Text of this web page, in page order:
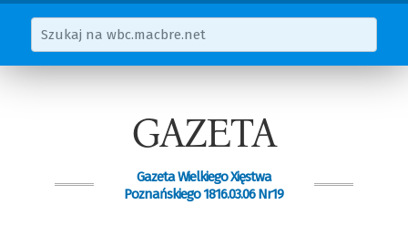
GAZETA
Gazeta Wielkiego Xięstwa
Poznańskiego 1816.03.06 Nr19